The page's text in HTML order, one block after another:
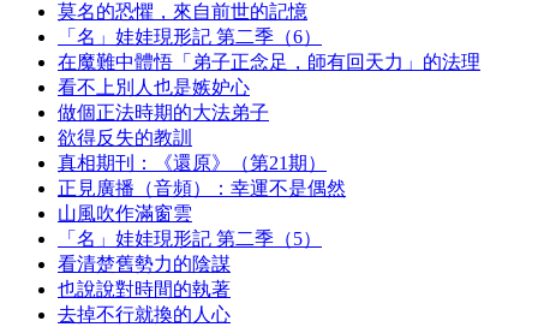
莫名的恐懼，來自前世的記憶
「名」娃娃現形記 第二季（6）
在魔難中體悟「弟子正念足，師有回天力」的法理
看不上別人也是嫉妒心
做個正法時期的大法弟子
欲得反失的教訓
真相期刊：《還原》（第21期）
正見廣播（音頻）：幸運不是偶然
山風吹作滿窗雲
「名」娃娃現形記 第二季（5）
看清楚舊勢力的陰謀
也說說對時間的執著
去掉不行就換的人心